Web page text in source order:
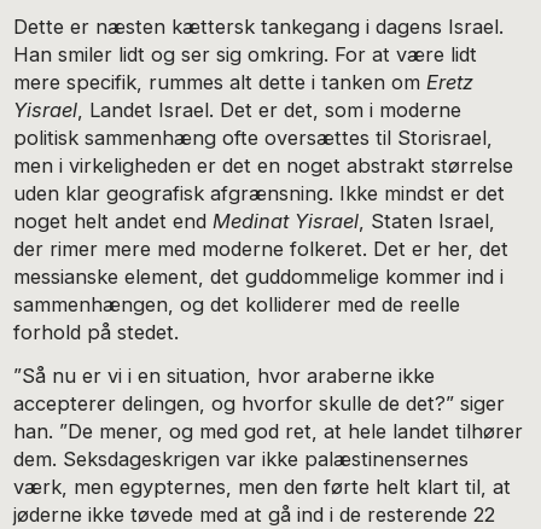
Dette er næsten kættersk tankegang i dagens Israel.
Han smiler lidt og ser sig omkring. For at være lidt
mere specifik, rummes alt dette i tanken om Eretz
Yisrael , Landet Israel. Det er det, som i moderne
politisk sammenhæng ofte oversættes til Storisrael,
men i virkeligheden er det en noget abstrakt størrelse
uden klar geografisk afgrænsning. Ikke mindst er det
noget helt andet end Medinat Yisrael , Staten Israel,
der rimer mere med moderne folkeret. Det er her, det
messianske element, det guddommelige kommer ind i
sammenhængen, og det kolliderer med de reelle
forhold på stedet.
”Så nu er vi i en situation, hvor araberne ikke
accepterer delingen, og hvorfor skulle de det?” siger
han. ”De mener, og med god ret, at hele landet tilhører
dem. Seksdageskrigen var ikke palæstinensernes
værk, men egypternes, men den førte helt klart til, at
jøderne ikke tøvede med at gå ind i de resterende 22